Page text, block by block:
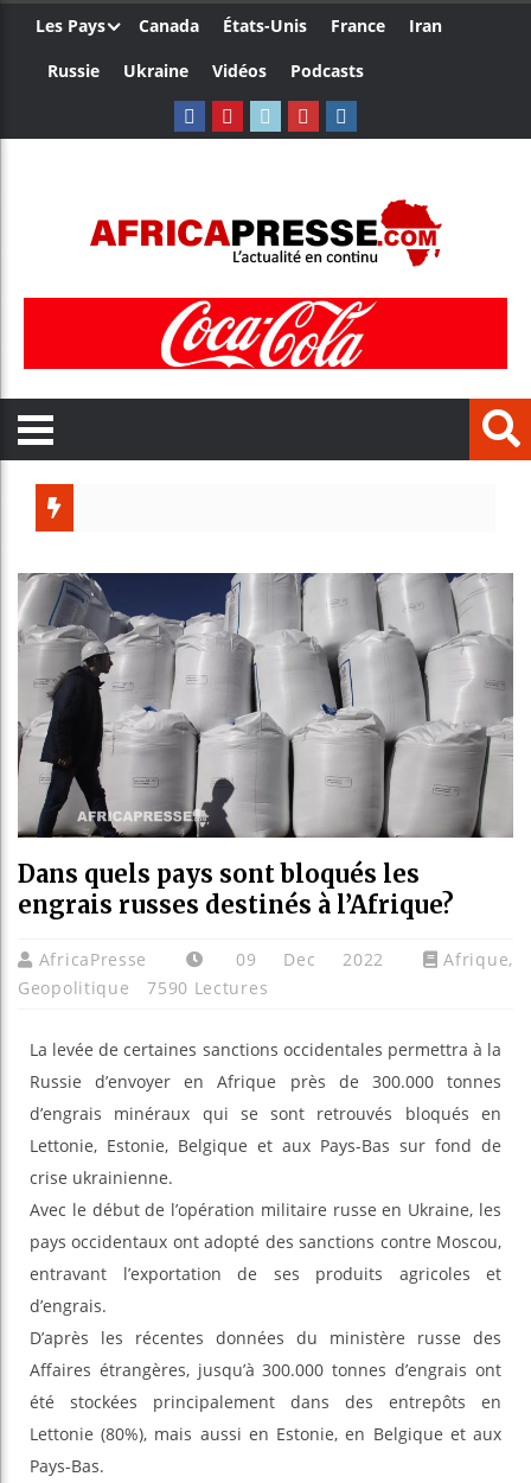
Les Pays Canada États-Unis France
Iran
Russie
Ukraine Vidéos Podcasts
Côte
Ceuta
Dans quels pays sont bloqués les
engrais russes destinés à l’Afrique?
AfricaPresse 09 Dec 2022 Afrique,
Geopolitique
7590 Lectures
La levée de certaines sanctions occidentales permettra à la
Russie d’envoyer en Afrique près de 300.000 tonnes
d’engrais minéraux qui se sont retrouvés bloqués en
Lettonie, Estonie, Belgique et aux Pays-Bas sur fond de
crise ukrainienne.
Avec le début de l’opération militaire russe en Ukraine, les
pays occidentaux ont adopté des sanctions contre Moscou,
entravant l’exportation de ses produits agricoles et
d’engrais.
D’après les récentes données du ministère russe des
Affaires étrangères, jusqu’à 300.000 tonnes d’engrais ont
été stockées principalement dans des entrepôts en
Lettonie (80%), mais aussi en Estonie, en Belgique et aux
Pays-Bas.